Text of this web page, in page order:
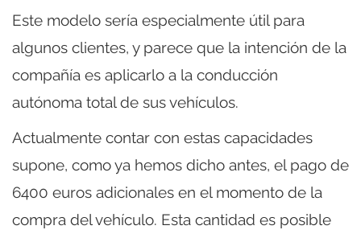
Este modelo sería especialmente útil para
algunos clientes, y parece que la intención de la
compañía es aplicarlo a la conducción
autónoma total de sus vehículos.
Actualmente contar con estas capacidades
supone, como ya hemos dicho antes, el pago de
6400 euros adicionales en el momento de la
compra del vehículo. Esta cantidad es posible